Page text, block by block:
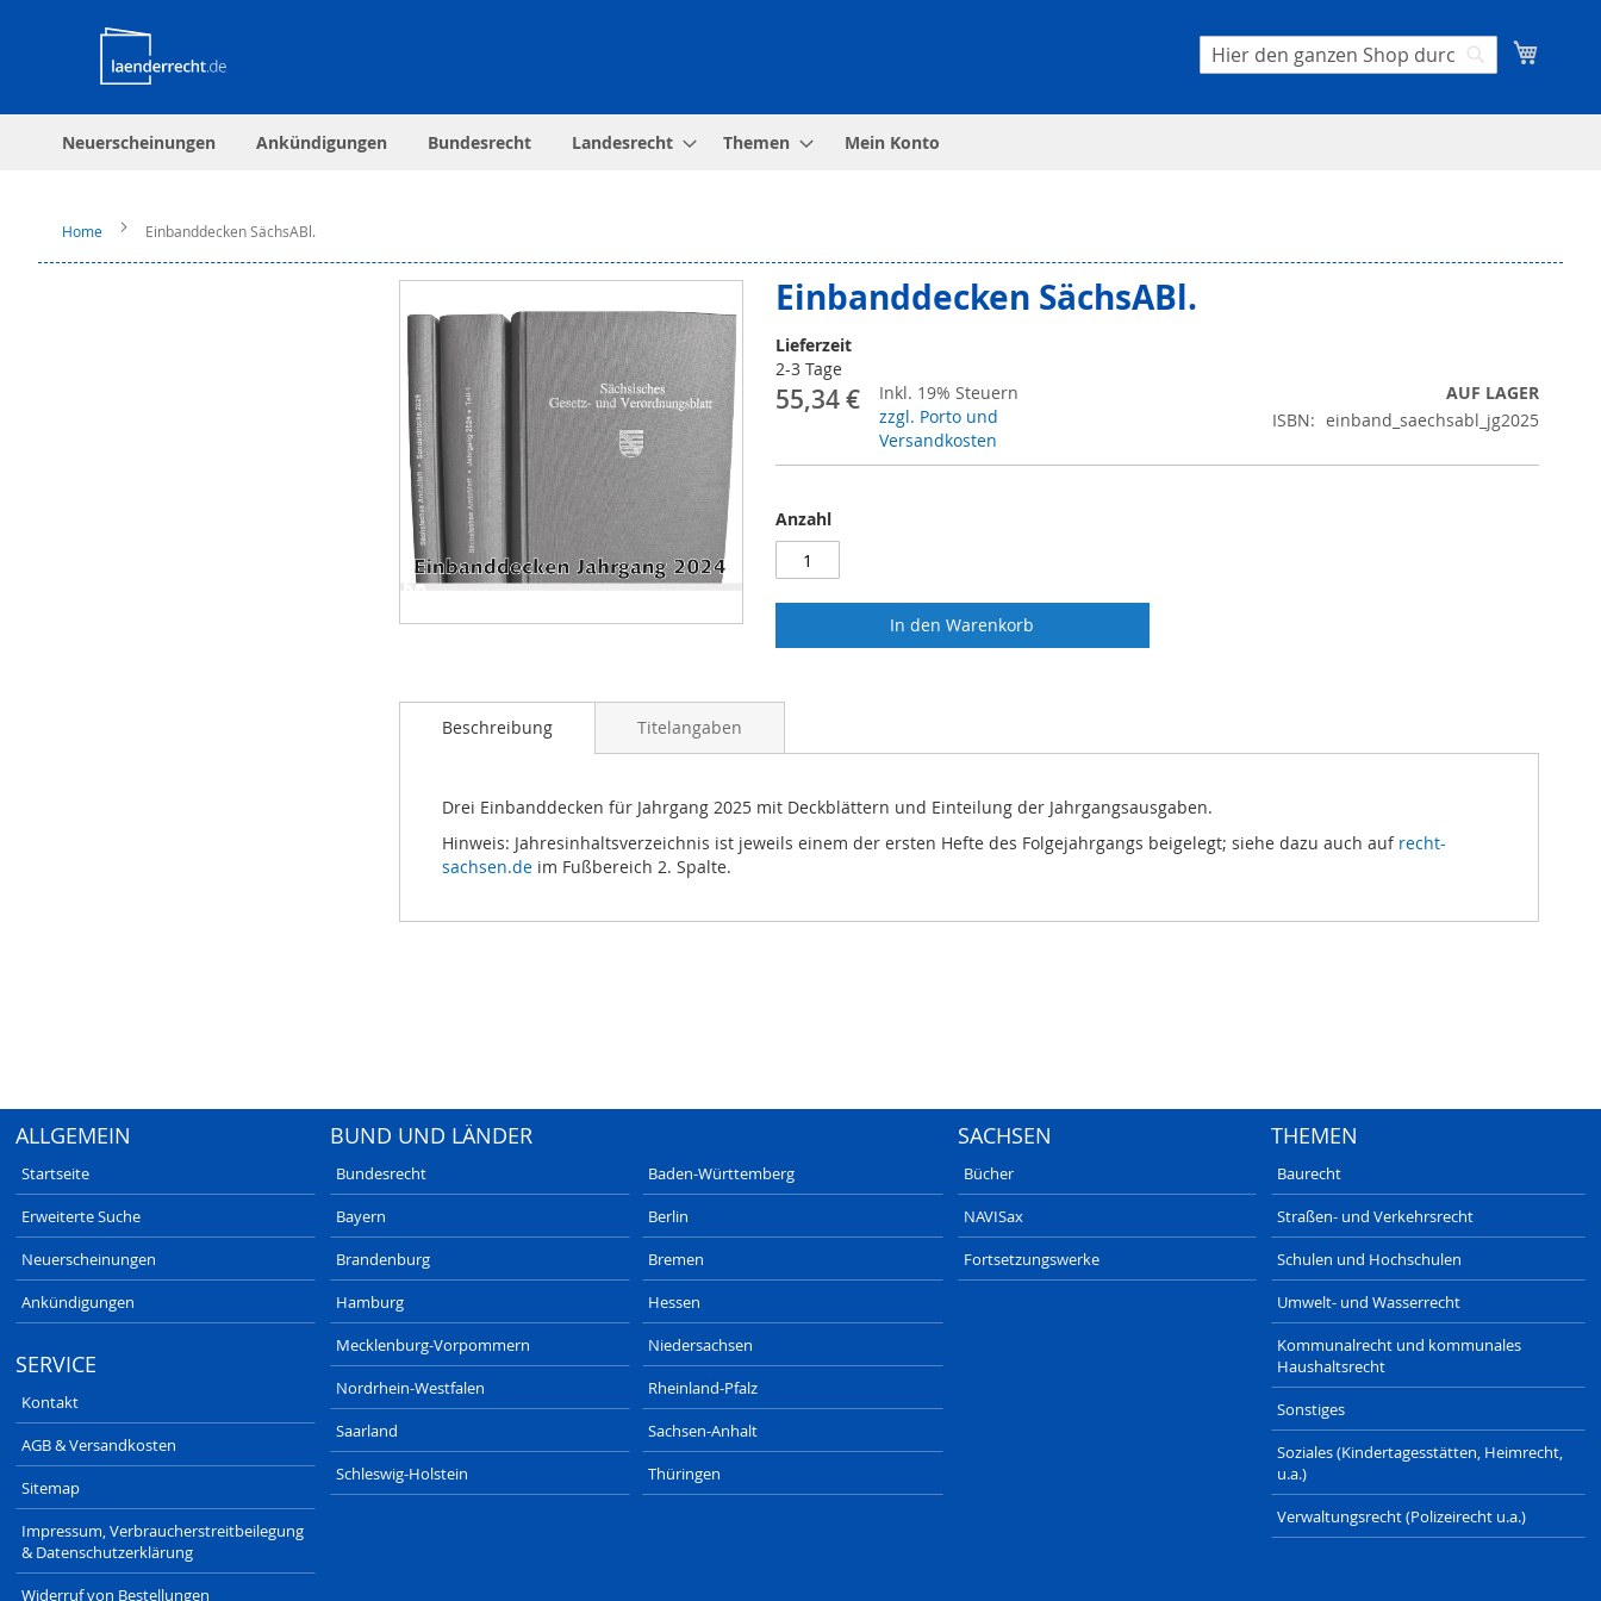
Suche
Neuerscheinungen Ankündigungen Bundesrecht Landesrecht Themen Mein Konto
Home Einbanddecken SächsABl.
Einbanddecken SächsABl.
Lieferzeit
2-3 Tage
55,34 €
Inkl. 19% Steuern
zzgl. Porto und
Versandkosten
AUF LAGER
ISBN
einband_saechsabl_jg2025
Anzahl
In den Warenkorb
Ende
der
Bildergalerie
springen
Bildergalerie
springenBeschreibung
Drei Einbanddecken für Jahrgang 2025 mit Deckblättern und Einteilung der Jahrgangsausgaben.
Hinweis: Jahresinhaltsverzeichnis ist jeweils einem der ersten Hefte des Folgejahrgangs beigelegt; siehe dazu auch auf recht-
sachsen.de im Fußbereich 2. Spalte.
Titelangaben
ALLGEMEIN
Startseite
Erweiterte Suche
Neuerscheinungen
Ankündigungen
SERVICE
Kontakt
AGB & Versandkosten
Sitemap
Impressum, Verbraucherstreitbeilegung
& Datenschutzerklärung
Widerruf von Bestellungen
BUND UND LÄNDER
Bundesrecht
Baden-Württemberg
Bayern
Berlin
Brandenburg
Bremen
Hamburg
Hessen
Mecklenburg-Vorpommern
Niedersachsen
Nordrhein-Westfalen
Rheinland-Pfalz
Saarland
Sachsen-Anhalt
Schleswig-Holstein
Thüringen
SACHSEN
Bücher
NAVISax
Fortsetzungswerke
THEMEN
Baurecht
Straßen- und Verkehrsrecht
Schulen und Hochschulen
Umwelt- und Wasserrecht
Kommunalrecht und kommunales
Haushaltsrecht
Sonstiges
Soziales (Kindertagesstätten, Heimrecht,
u.a.)
Verwaltungsrecht (Polizeirecht u.a.)